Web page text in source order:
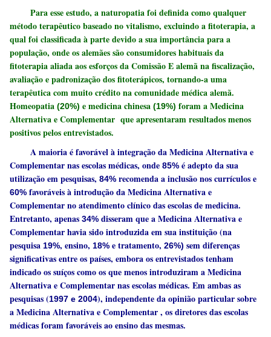
Para esse estudo, a naturopatia foi definida como qualquer
método terapêutico baseado no vitalismo, excluindo a fitoterapia, a
qual foi classificada à parte devido a sua importância para a
população, onde os alemães são consumidores habituais da
fitoterapia aliada aos esforços da Comissão E alemã na fiscalização,
avaliação e padronização dos fitoterápicos, tornando-a uma
terapêutica com muito crédito na comunidade médica alemã.
Homeopatia(20%)e medicina chinesa (19%)foram a Medicina
Alternativa e Complementar que apresentaram resultados menos
positivos pelos entrevistados.
A maioria é favorável à integração da Medicina Alternativa e
Complementar nas escolas médicas, onde85%é adepto da sua
utilização em pesquisas,84% recomenda a inclusão nos currículos e
60% favoráveis à introdução da Medicina Alternativa e
Complementar no atendimento clínico das escolas de medicina.
Entretanto, apenas34%disseram que a Medicina Alternativa e
Complementar havia sido introduzida em sua instituição (na
pesquisa19%, ensino,18%e tratamento,26%) sem diferenças
significativas entre os países, embora os entrevistados tenham
indicado os suíços como os que menos introduziram a Medicina
Alternativa e Complementar nas escolas médicas. Em ambas as
pesquisas (1997 e 2004), independente da opinião particular sobre
a Medicina Alternativa e Complementar , os diretores das escolas
médicas foram favoráveis ao ensino das mesmas.